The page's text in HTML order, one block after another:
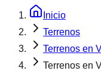
Inicio
Terrenos
Terrenos en
Terrenos en